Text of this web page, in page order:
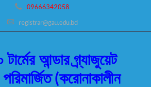
09666342058
registrar@gau.edu.bd
আন্ডার গ্র্যাজুয়েট
(করোনাকালীন